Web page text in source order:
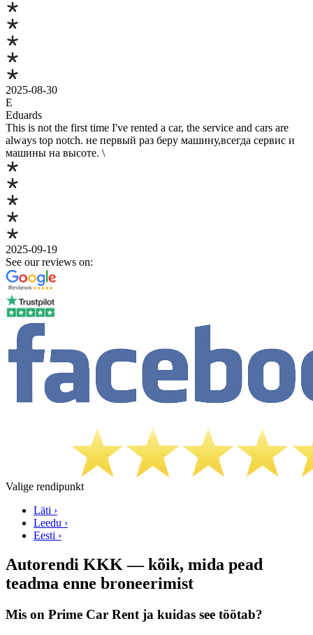
2025-08-30
E
Eduards
This is not the first time I've rented a car, the service and cars are
always top notch. не первый раз беру машину,всегда сервис и
машины на высоте. \
2025-09-19
See our reviews on:
Valige rendipunkt
Läti ›
Leedu ›
Eesti ›
Autorendi KKK — kõik, mida pead
teadma enne broneerimist
Mis on Prime Car Rent ja kuidas see töötab?